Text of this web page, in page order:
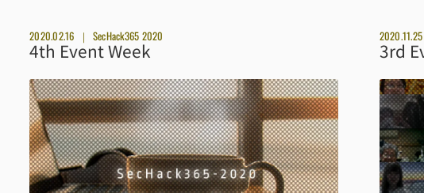
2020.02.16 SecHack365 2020
4th Event Week
2020.11.25
3rd